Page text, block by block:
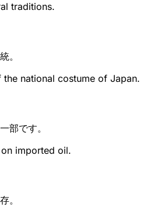
traditions.
。
national costume of Japan.
部です。
imported oil.
。